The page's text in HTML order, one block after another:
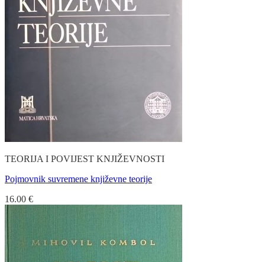
TEORIJA I POVIJEST KNJIŽEVNOSTI
Pojmovnik suvremene književne teorije
16.00 €